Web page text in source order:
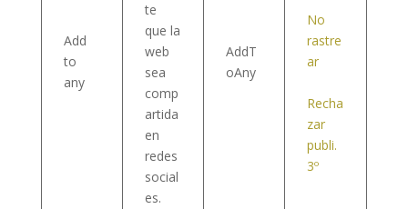
Add
to
any
te
que la
web
sea
comp
artida
en
redes
social
es.
AddT
oAny
No
rastre
ar
Recha
zar
publi.
3º